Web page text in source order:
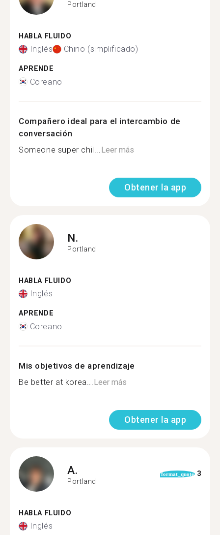
Portland
HABLA FLUIDO
Inglés Chino (simplificado)
APRENDE
Coreano
Compañero ideal para el intercambio de
conversación
Someone super chil... Leer más
Obtener la app
N.
Portland
HABLA FLUIDO
Inglés
APRENDE
Coreano
Mis objetivos de aprendizaje
Be better at korea... Leer más
Obtener la app
A.
Portland
format_quote 3
HABLA FLUIDO
Inglés